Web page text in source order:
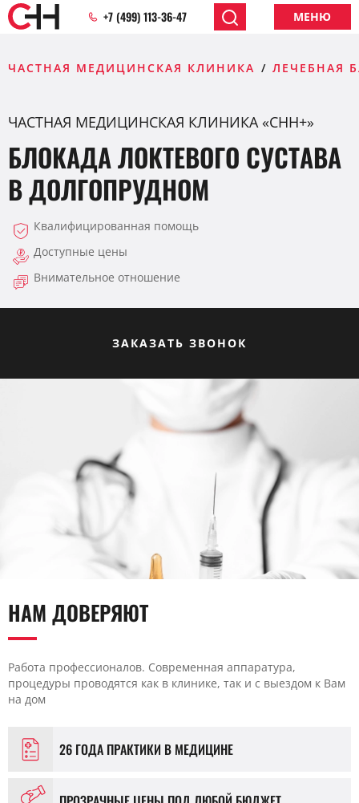
+7 (499) 113-36-47 МЕНЮ
ЧАСТНАЯ МЕДИЦИНСКАЯ КЛИНИКА ЛЕЧЕБНАЯ
ЧАСТНАЯ МЕДИЦИНСКАЯ КЛИНИКА «CHH+»
БЛОКАДА ЛОКТЕВОГО СУСТАВА
В ДОЛГОПРУДНОМ
Квалифицированная помощь
Доступные цены
Внимательное отношение
ЗАКАЗАТЬ ЗВОНОК
НАМ ДОВЕРЯЮТ
Работа профессионалов. Современная аппаратура,
процедуры проводятся как в клинике, так и с выездом к Вам
на дом
26 ГОДА ПРАКТИКИ В МЕДИЦИНЕ